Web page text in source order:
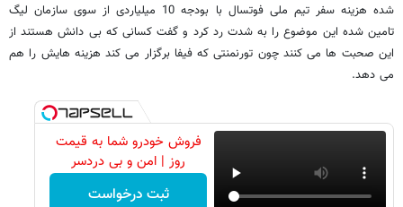
شده هزینه سفر تیم ملی فوتسال با بودجه 10 میلیاردی از سوی سازمان لیگ
تامین شده این موضوع را به شدت رد کرد و گفت کسانی که بی دانش هستند از
این صحبت ها می کنند چون تورنمنتی که فیفا برگزار می کند هزینه هایش را هم
می دهد.
فروش خودرو شما به قیمت
روز | امن و بی دردسر
ثبت درخواست